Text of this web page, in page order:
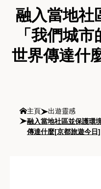
融入當地社
「我們城
世界傳達什
主頁
出遊靈感
融入當地社區並保護環
傳達什麼[京都旅遊今日]